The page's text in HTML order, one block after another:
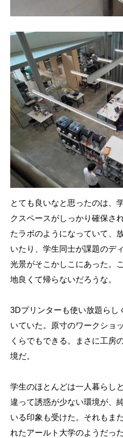
とても良いなと思ったのは、
クスペースがしっかり確保さ
たラボのようになっていて、
いたり、学生同士が課題のデ
光景がそこかしこにあった。
地良くて帰らないだろうな。
3Dプリンターも使い放題らし
いていた。原寸のワークショ
くらでもできる。まさに工房
境だ。
学生のほとんどは一人暮らし
違って誘惑が少ない環境が、
いる印象も受けた。それもま
れたアールト大学のようだっ